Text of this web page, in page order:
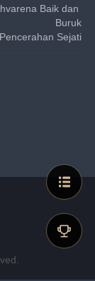
Baik dan
Buruk
Sejati